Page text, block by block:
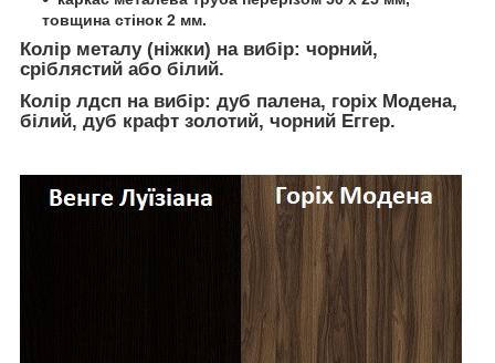
товщина стінок 2 мм.
Колір металу (ніжки) на вибір: чорний,
сріблястий або білий.
Колір лдсп на вибір: дуб палена, горіх Модена,
білий, дуб крафт золотий, чорний Еггер.